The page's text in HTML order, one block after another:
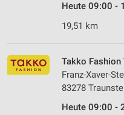
Heute 09:00 -
19,51 km
Takko Fashion
Franz-Xaver-
83278
Heute 09:00 -